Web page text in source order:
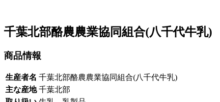
千葉北部酪農農業協同組合(八千代牛乳)
商品情報
生産者名 千葉北部酪農農業協同組合(八千代牛乳)
主な産地 千葉北部